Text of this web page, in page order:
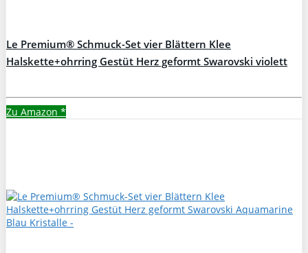
Le Premium® Schmuck-Set vier Blättern Klee
Halskette+ohrring Gestüt Herz geformt Swarovski violett
Zu Amazon *